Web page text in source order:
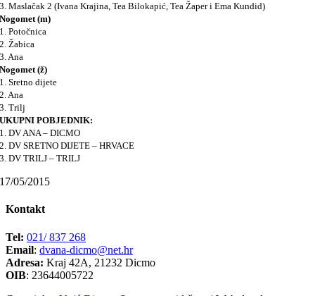
3. Maslačak 2 (Ivana Krajina, Tea Bilokapić, Tea Žaper i Ema Kundid)
Nogomet (m)
1. Potočnica
2. Žabica
3. Ana
Nogomet (ž)
1. Sretno dijete
2. Ana
3. Trilj
UKUPNI POBJEDNIK:
1. DV ANA – DICMO
2. DV SRETNO DIJETE – HRVACE
3. DV TRILJ – TRILJ
17/05/2015
Kontakt
Tel: 021/ 837 268
Email: dvana-dicmo@net.hr
Adresa: Kraj 42A, 21232 Dicmo
OIB: 23644005722